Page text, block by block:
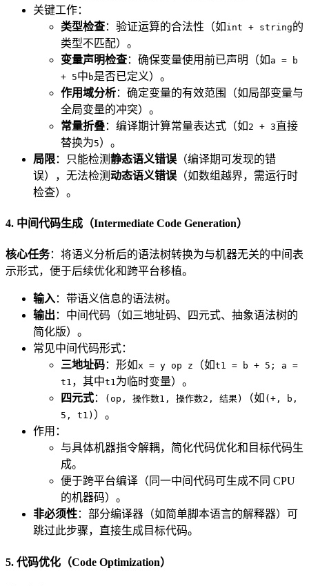
关键工作：
类型检查：验证运算的合法性（如 int + string的
类型不匹配）。
变量声明检查：确保变量使用前已声明（如 a = b
+ 5中 b是否已定义）。
作用域分析：确定变量的有效范围（如局部变量与
全局变量的冲突）。
常量折叠：编译期计算常量表达式（如 2 + 3直接
替换为5）。
局限：只能检测静态语义错误 （编译期可发现的错
误），无法检测动态语义错误 （如数组越界，需运行时
检查）。
4. 中间代码生成（Intermediate Code Generation）
核心任务：将语义分析后的语法树转换为与机器无关的中间表
示形式，便于后续优化和跨平台移植。
输入：带语义信息的语法树。
输出 ：中间代码（如三地址码、四元式、抽象语法树的
简化版）。
常见中间代码形式：
三地址码：形如x = y op z （如t1 = b + 5; a =
t1 ，其中t1为临时变量）。
四元式： (op, 操作数1, 操作数2, 结果) （如 (+, b,
5, t1) ）。
作用：
与具体机器指令解耦，简化代码优化和目标代码生
成。
便于跨平台编译（同一中间代码可生成不同 CPU
的机器码）。
非必须性：部分编译器（如简单脚本语言的解释器）可
跳过此步骤，直接生成目标代码。
5. 代码优化（Code Optimization）